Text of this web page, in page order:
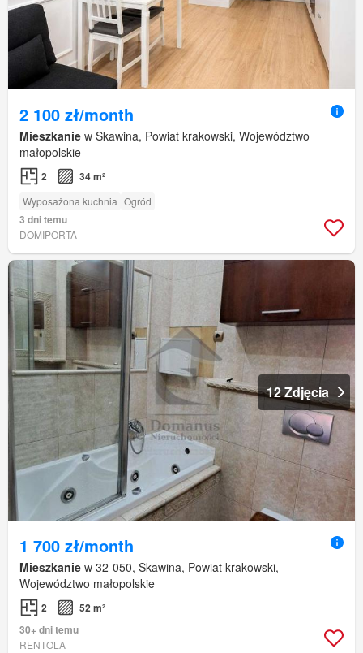
2 100 zł/month
Mieszkanie w Skawina, Powiat krakowski, Województwo
małopolskie
2 34 m²
Wyposażona kuchnia Ogród
3 dni temu
DOMIPORTA
12 Zdjęcia
1 700 zł/month
Mieszkanie w 32-050, Skawina, Powiat krakowski,
Województwo małopolskie
2
52 m²
30+ dni temu
RENTOLA